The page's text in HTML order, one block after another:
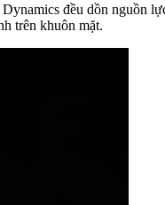
đều dồn nguồn
trên khuôn mặt.